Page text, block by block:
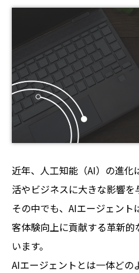
近年、人工知能（AI）の進
活やビジネスに大きな影響を
その中でも、AIエージェン
客体験向上に貢献する革新
います。
AIエージェントとは一体どの